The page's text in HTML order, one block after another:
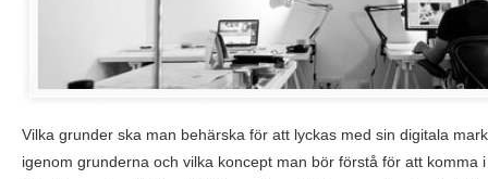
Vilka grunder ska man behärska för att lyckas med sin digitala
igenom grunderna och vilka koncept man bör förstå för att